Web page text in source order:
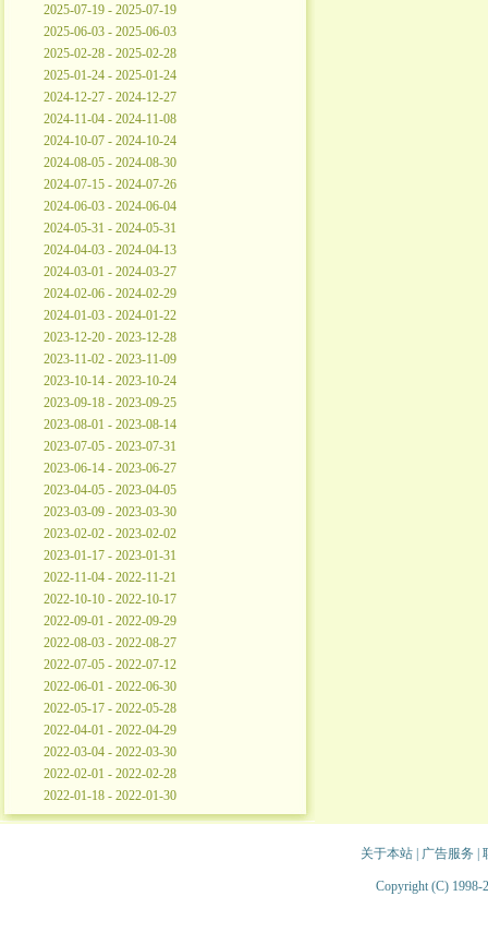
2025-07-19 - 2025-07-19
2025-06-03 - 2025-06-03
2025-02-28 - 2025-02-28
2025-01-24 - 2025-01-24
2024-12-27 - 2024-12-27
2024-11-04 - 2024-11-08
2024-10-07 - 2024-10-24
2024-08-05 - 2024-08-30
2024-07-15 - 2024-07-26
2024-06-03 - 2024-06-04
2024-05-31 - 2024-05-31
2024-04-03 - 2024-04-13
2024-03-01 - 2024-03-27
2024-02-06 - 2024-02-29
2024-01-03 - 2024-01-22
2023-12-20 - 2023-12-28
2023-11-02 - 2023-11-09
2023-10-14 - 2023-10-24
2023-09-18 - 2023-09-25
2023-08-01 - 2023-08-14
2023-07-05 - 2023-07-31
2023-06-14 - 2023-06-27
2023-04-05 - 2023-04-05
2023-03-09 - 2023-03-30
2023-02-02 - 2023-02-02
2023-01-17 - 2023-01-31
2022-11-04 - 2022-11-21
2022-10-10 - 2022-10-17
2022-09-01 - 2022-09-29
2022-08-03 - 2022-08-27
2022-07-05 - 2022-07-12
2022-06-01 - 2022-06-30
2022-05-17 - 2022-05-28
2022-04-01 - 2022-04-29
2022-03-04 - 2022-03-30
2022-02-01 - 2022-02-28
2022-01-18 - 2022-01-30
关于本站| 广告服务
Copyright (C) 1998-